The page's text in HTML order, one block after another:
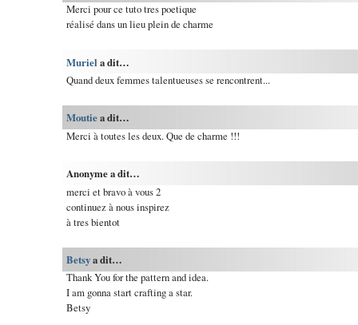
Merci pour ce tuto tres poetique
réalisé dans un lieu plein de charme
Muriel a dit…
Quand deux femmes talentueuses se rencontrent...
Moutiea dit…
Merci à toutes les deux. Que de charme !!!
Anonyme a dit…
merci et bravo à vous 2
continuez à nous inspirez
à tres bientot
Betsya dit…
Thank You for the pattern and idea.
I am gonna start crafting a star.
Betsy